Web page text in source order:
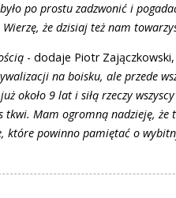
po prostu zadzwonić i
że dzisiaj też nam
- dodaje Piotr Zajączkowski,
na boisku, ale przede
około 9 lat i siłą rzeczy
Mam ogromną nadzieję, że
które powinno pamiętać o